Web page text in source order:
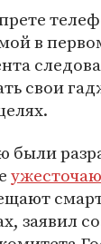
в
свои
были
заявил